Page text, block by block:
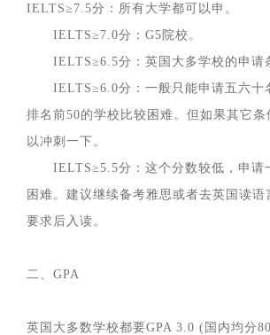
IELTS≥7.5分：所有大学都可以申。
IELTS≥7.0分：G5院校。
IELTS≥6.5分：英国大多学校的申请
IELTS≥6.0分：一般只能申请五六十
排名前50的学校比较困难。但如果其它
以冲刺一下。
IELTS≥5.5分：这个分数较低，申请
困难。建议继续备考雅思或者去英国读语
要求后入读。
二、GPA
英国大多数学校都要GPA 3.0 (国内均分